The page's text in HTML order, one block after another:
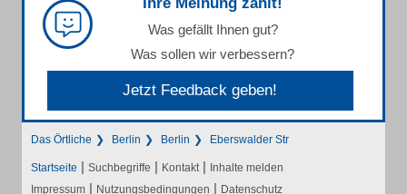
Ihre Meinung zählt!
Was gefällt Ihnen gut?
Was sollen wir verbessern?
Jetzt Feedback geben!
Das Örtliche Berlin Berlin Eberswalder Str
Startseite | Suchbegriffe | Kontakt | Inhalte melden
Impressum | Nutzungsbedingungen | Datenschutz